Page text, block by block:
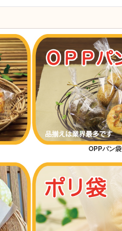
OPPパン袋